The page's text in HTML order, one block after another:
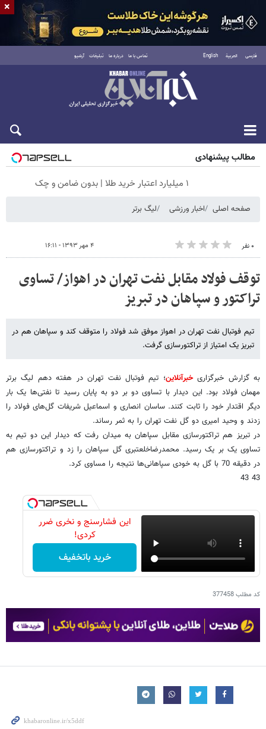
فارسی العربية English تماس با ما درباره ما تبلیغات آرشیو
جمعه ۱۶ مرداد ۱۴۰۵
مطالب پیشنهادی
۱ میلیارد اعتبار خرید طلا | بدون ضامن و چک
صفحه اصلی اخبار ورزشی لیگ برتر
۰ نفر ۴ مهر ۱۳۹۳ - ۱۶:۱۱
توقف فولاد مقابل نفت تهران در اهواز/ تساوی
تراکتور و سپاهان در تبریز
تیم فوتبال نفت تهران در اهواز موفق شد فولاد را متوقف کند و سپاهان هم در
تبریز یک امتیاز از تراکتورسازی گرفت.
به گزارش خبرگزاریخبرآنلاین؛ تیم فوتبال نفت تهران در هفته دهم لیگ برتر
مهمان فولاد بود. این دیدار با تساوی دو بر دو به پایان رسید تا نفتی‌ها یک بار
دیگر اقتدار خود را ثابت کنند. ساسان انصاری و اسماعیل شریفات گل‌های فولاد را
زدند و وحید امیری دو گل نفت تهران را به ثمر رساند.
در تبریز هم تراکتورسازی مقابل سپاهان به میدان رفت که دیدار این دو تیم به
تساوی یک بر یک رسید. محمدرضاخلعتبری گل سپاهان را زد و تراکتورسازی هم
در دقیقه 70 با گل به خودی سپاهانی‌ها نتیجه را مساوی کرد.
43 43
این فشارسنج و نخری ضرر
کردی!
خرید باتخفیف
کد مطلب377458
×